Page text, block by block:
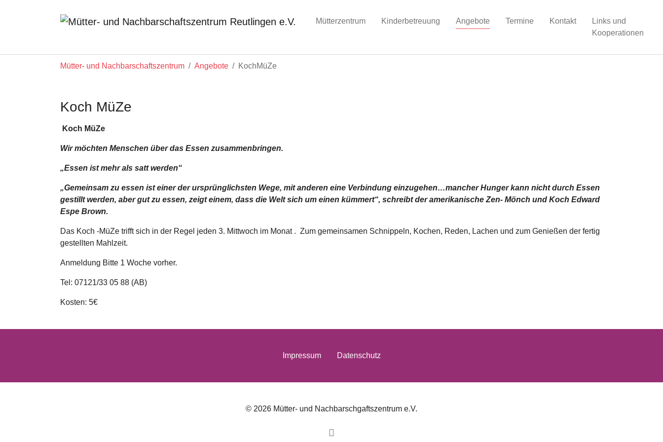
Mütterzentrum Kinderbetreuung Angebote Termine Kontakt
Links und
Kooperationen
Mütter- und Nachbarschaftszentrum Angebote KochMüZe
Koch MüZe
Koch MüZe
Wir möchten Menschen über das Essen zusammenbringen.
„Essen ist mehr als satt werden“
„Gemeinsam zu essen ist einer der ursprünglichsten Wege, mit anderen eine Verbindung einzugehen…mancher Hunger kann nicht durch Essen
gestillt werden, aber gut zu essen, zeigt einem, dass die Welt sich um einen kümmert“, schreibt der amerikanische Zen- Mönch und Koch Edward
Espe Brown.
Das Koch -MüZe trifft sich in der Regel jeden 3. Mittwoch im Monat . Zum gemeinsamen Schnippeln, Kochen, Reden, Lachen und zum Genießen der fertig
gestellten Mahlzeit.
Anmeldung Bitte 1 Woche vorher.
Tel: 07121/33 05 88 (AB)
Kosten: 5€
Impressum Datenschutz
© 2026 Mütter- und Nachbarschgaftszentrum e.V.